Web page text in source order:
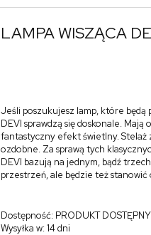
LAMPA WISZĄCA
Jeśli poszukujesz lamp, które
DEVI sprawdzą się doskonale.
fantastyczny efekt świetlny. Stelaż
ozdobne. Za sprawą tych
DEVI bazują na jednym, bądź
przestrzeń, ale będzie też
Dostępność: PRODUKT DOSTĘPNY
Wysyłka w:14 dni